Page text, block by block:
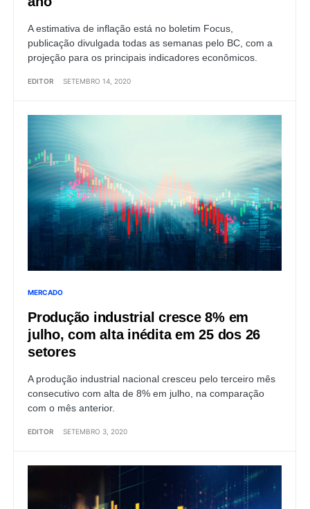
A estimativa de inflação está no boletim Focus,
publicação divulgada todas as semanas pelo BC, com a
projeção para os principais indicadores econômicos.
EDITOR SETEMBRO 14, 2020
MERCADO
Produção industrial cresce 8% em
julho, com alta inédita em 25 dos 26
setores
A produção industrial nacional cresceu pelo terceiro mês
consecutivo com alta de 8% em julho, na comparação
com o mês anterior.
EDITOR SETEMBRO 3, 2020